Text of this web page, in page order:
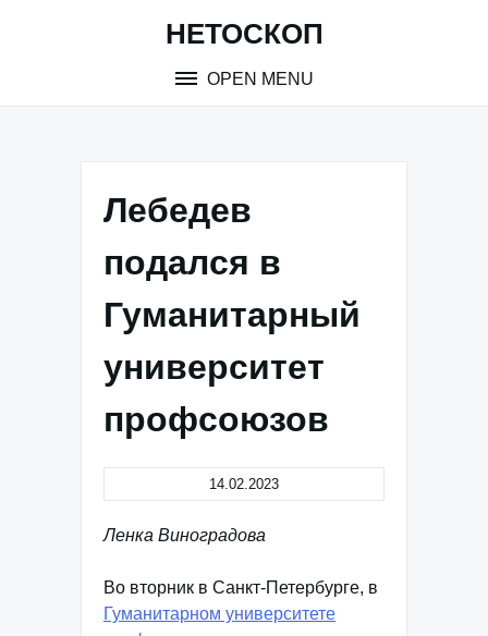
НЕТОСКОП
OPEN MENU
Лебедев
подался в
Гуманитарный
университет
профсоюзов
14.02.2023
Ленка Виноградова
Во вторник в Санкт-Петербурге, в
Гуманитарном университете